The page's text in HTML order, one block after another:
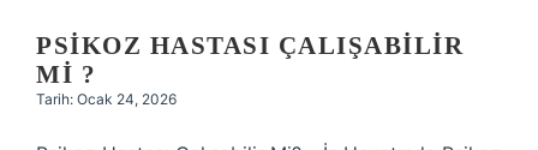
Hakkımızda
PSIKOZ HASTASI ÇALIŞABILIR
MI ?
Tarih: Ocak 24, 2026